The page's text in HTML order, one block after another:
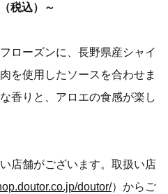
税込）～
ローズンに、長野県産シャイ
を使用したソースを合わせま
香りと、アロエの食感が楽し
店舗がございます。取扱い店
doutor/）からご